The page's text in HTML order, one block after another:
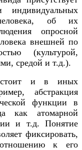
индивидуальных
об их
опросной
внешней по
(культурой,
средой и т.д.).
и в иных
абстракция
функции в
как атомарной
и т.д. Понятие
фиксировать,
к его